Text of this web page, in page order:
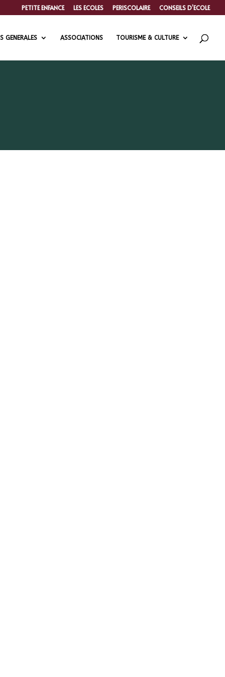
PETITE ENFANCE LES ECOLES PERISCOLAIRE CONSEILS D’ECOLE
GENERALES ASSOCIATIONS TOURISME & CULTURE